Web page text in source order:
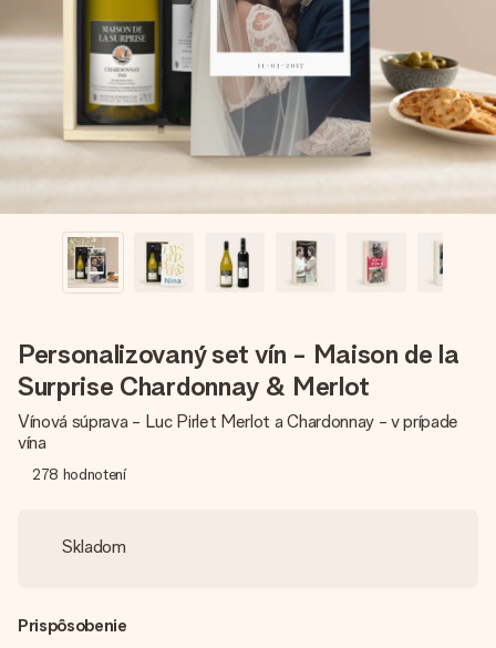
Vytvorte niečo výnimočné v pár jednoduchých krokoch – s
jej menom, vašou fotografiou alebo odkazom, ktorý naozaj
zahreje pri srdci. Žiadne zbytočnosti, len veľa lásky pre ten
pravý moment.
Personalizovaný set vín - Maison de la
Surprise Chardonnay & Merlot
Vínová súprava - Luc Pirlet Merlot a Chardonnay - v prípade
vína
278 hodnotení
Skladom
Prispôsobenie